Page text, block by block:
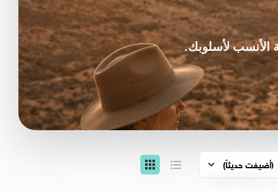
(أضيفت حديثاً)